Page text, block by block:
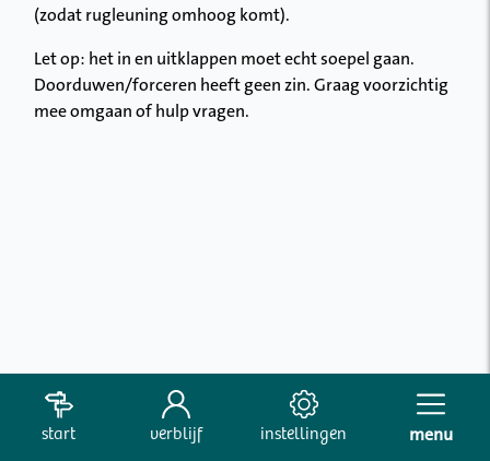
(zodat rugleuning omhoog komt).
Let op: het in en uitklappen moet echt soepel gaan.
Doorduwen/forceren heeft geen zin. Graag voorzichtig
mee omgaan of hulp vragen.
start verblijf instellingen menu